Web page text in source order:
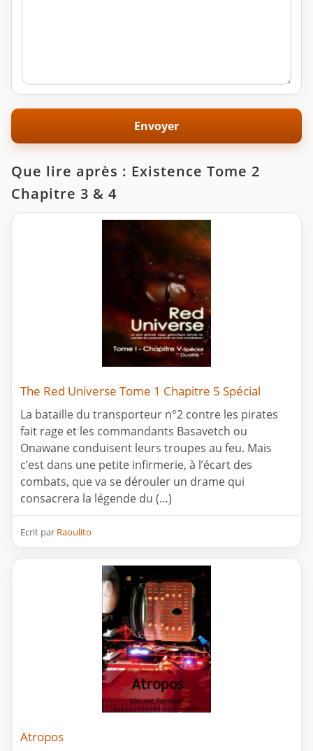
Que lire après : Existence Tome 2
Chapitre 3 & 4
The Red Universe Tome 1 Chapitre 5 Spécial
La bataille du transporteur n°2 contre les pirates
fait rage et les commandants Basavetch ou
Onawane conduisent leurs troupes au feu. Mais
c’est dans une petite infirmerie, à l’écart des
combats, que va se dérouler un drame qui
consacrera la légende du (…)
Ecrit par Raoulito
Atropos